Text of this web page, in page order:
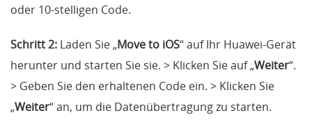
oder 10-stelligen Code.
Schritt 2: Laden Sie „Move to iOS“ auf Ihr Huawei-Gerät
herunter und starten Sie sie. > Klicken Sie auf „Weiter“.
> Geben Sie den erhaltenen Code ein. > Klicken Sie
„Weiter“ an, um die Datenübertragung zu starten.